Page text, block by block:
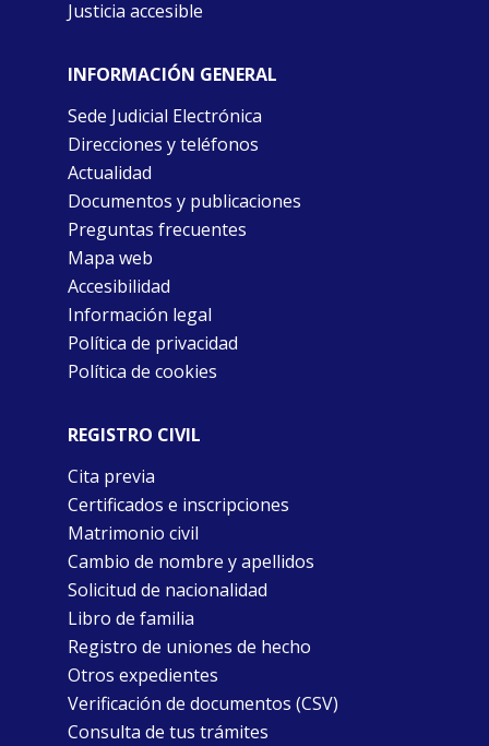
Justicia accesible
INFORMACIÓN GENERAL
Sede Judicial Electrónica
Direcciones y teléfonos
Actualidad
Documentos y publicaciones
Preguntas frecuentes
Mapa web
Accesibilidad
Información legal
Política de privacidad
Política de cookies
REGISTRO CIVIL
Cita previa
Certificados e inscripciones
Matrimonio civil
Cambio de nombre y apellidos
Solicitud de nacionalidad
Libro de familia
Registro de uniones de hecho
Otros expedientes
Verificación de documentos (CSV)
Consulta de tus trámites